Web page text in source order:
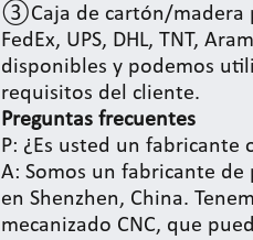
③Caja de cartón/madera
FedEx, UPS, DHL, TNT,
disponibles y podemos
requisitos del cliente.
Preguntas frecuentes
P: ¿Es usted un fabricante
A: Somos un fabricante
en Shenzhen, China.
mecanizado CNC, que